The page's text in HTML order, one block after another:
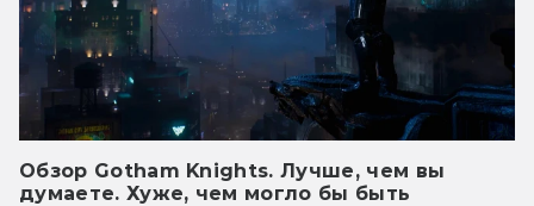
Обзор Gotham Knights. Лучше, чем вы
думаете. Хуже, чем могло бы быть